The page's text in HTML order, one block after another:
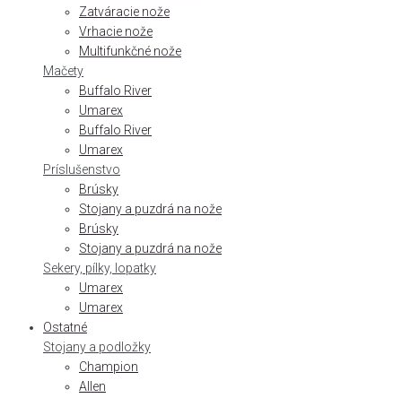
Zatváracie nože
Vrhacie nože
Multifunkčné nože
Mačety
Buffalo River
Umarex
Buffalo River
Umarex
Príslušenstvo
Brúsky
Stojany a puzdrá na nože
Brúsky
Stojany a puzdrá na nože
Sekery, pílky, lopatky
Umarex
Umarex
Ostatné
Stojany a podložky
Champion
Allen